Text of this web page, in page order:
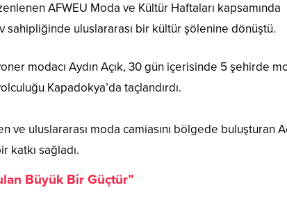
AFWEU Moda ve Kültür Haftaları kapsamında
sahipliğinde uluslararası bir kültür şölenine dönüştü.
modacı Aydın Açık, 30 gün içerisinde 5 şehirde
Kapadokya’da taçlandırdı.
uluslararası moda camiasını bölgede buluşturan
katkı sağladı.
Büyük Bir Güçtür”